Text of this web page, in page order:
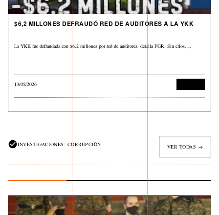
$6,2 MILLONES DEFRAUDÓ RED DE AUDITORES A LA YKK
La YKK fue defraudada con $6,2 millones por red de auditores, detalla FGR. Sin ellos,…
13/05/2026
INVESTIGACIONES: CORRUPCIÓN VER TODAS →